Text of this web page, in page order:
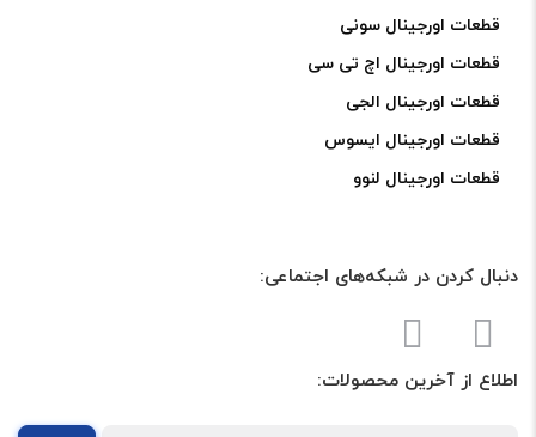
قطعات اورجینال سونی
قطعات اورجینال اچ تی سی
قطعات اورجینال الجی
قطعات اورجینال ایسوس
قطعات اورجینال لنوو
دنبال کردن در شبکه‌های اجتماعی:
اطلاع از آخرین محصولات: